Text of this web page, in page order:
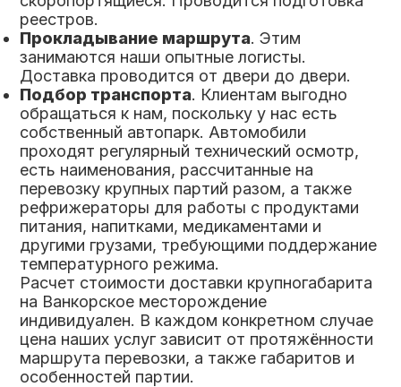
реестров.
Прокладывание маршрута. Этим
занимаются наши опытные логисты.
Доставка проводится от двери до двери.
Подбор транспорта. Клиентам выгодно
обращаться к нам, поскольку у нас есть
собственный автопарк. Автомобили
проходят регулярный технический осмотр,
есть наименования, рассчитанные на
перевозку крупных партий разом, а также
рефрижераторы для работы с продуктами
питания, напитками, медикаментами и
другими грузами, требующими поддержание
температурного режима.
Расчет стоимости доставки крупногабарита
на Ванкорское месторождение
индивидуален. В каждом конкретном случае
цена наших услуг зависит от протяжённости
маршрута перевозки, а также габаритов и
особенностей партии.